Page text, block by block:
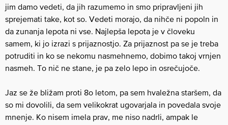
jim damo vedeti, da jih razumemo in smo pripravljeni jih
sprejemati take, kot so. Vedeti morajo, da nihče ni popoln in
da zunanja lepota ni vse. Najlepša lepota je v človeku
samem, ki jo izrazi s prijaznostjo. Za prijaznost pa se je treba
potruditi in ko se nekomu nasmehnemo, dobimo takoj vrnjen
nasmeh. To nič ne stane, je pa zelo lepo in osrečujoče.
Jaz se že bližam proti 8o letom, pa sem hvaležna staršem, da
so mi dovolili, da sem velikokrat ugovarjala in povedala svoje
mnenje. Ko nisem imela prav, me niso nadrli, ampak le